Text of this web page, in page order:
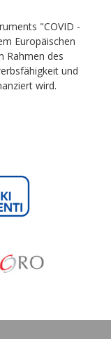
"COVID -
Europäischen
Rahmen des
und
wird.